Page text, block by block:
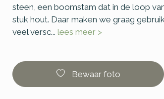
steen, een boomstam dat in de loop
stuk hout. Daar maken we graag
veel versc... lees meer >
Bewaar foto